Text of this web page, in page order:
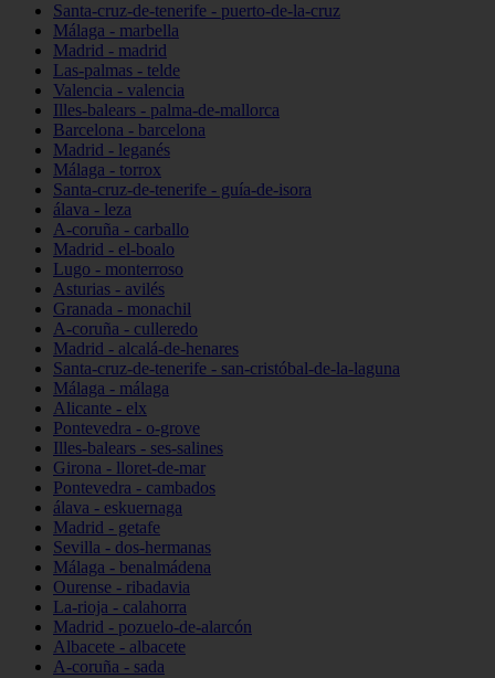
Santa-cruz-de-tenerife - puerto-de-la-cruz
Málaga - marbella
Madrid - madrid
Las-palmas - telde
Valencia - valencia
Illes-balears - palma-de-mallorca
Barcelona - barcelona
Madrid - leganés
Málaga - torrox
Santa-cruz-de-tenerife - guía-de-isora
álava - leza
A-coruña - carballo
Madrid - el-boalo
Lugo - monterroso
Asturias - avilés
Granada - monachil
A-coruña - culleredo
Madrid - alcalá-de-henares
Santa-cruz-de-tenerife - san-cristóbal-de-la-laguna
Málaga - málaga
Alicante - elx
Pontevedra - o-grove
Illes-balears - ses-salines
Girona - lloret-de-mar
Pontevedra - cambados
álava - eskuernaga
Madrid - getafe
Sevilla - dos-hermanas
Málaga - benalmádena
Ourense - ribadavia
La-rioja - calahorra
Madrid - pozuelo-de-alarcón
Albacete - albacete
A-coruña - sada